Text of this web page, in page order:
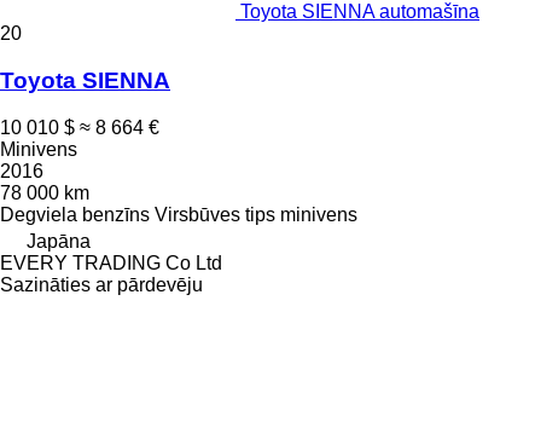
Toyota SIENNA automašīna
20
Toyota SIENNA
10 010 $ ≈ 8 664 €
Minivens
2016
78 000 km
Degviela benzīns Virsbūves tips minivens
Japāna
EVERY TRADING Co Ltd
Sazināties ar pārdevēju